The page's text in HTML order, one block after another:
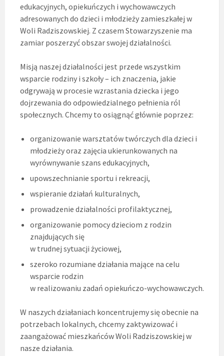
edukacyjnych, opiekuńczych i wychowawczych
adresowanych do dzieci i młodzieży zamieszkałej w
Woli Radziszowskiej. Z czasem Stowarzyszenie ma
zamiar poszerzyć obszar swojej działalności.
Misją naszej działalności jest przede wszystkim
wsparcie rodziny i szkoły – ich znaczenia, jakie
odgrywają w procesie wzrastania dziecka i jego
dojrzewania do odpowiedzialnego pełnienia ról
społecznych. Chcemy to osiągnąć głównie poprzez:
organizowanie warsztatów twórczych dla dzieci i
młodzieży oraz zajęcia ukierunkowanych na
wyrównywanie szans edukacyjnych,
upowszechnianie sportu i rekreacji,
wspieranie działań kulturalnych,
prowadzenie działalności profilaktycznej,
organizowanie pomocy dzieciom z rodzin
znajdujących się
w trudnej sytuacji życiowej,
szeroko rozumiane działania mające na celu
wsparcie rodzin
w realizowaniu zadań opiekuńczo-wychowawczych.
W naszych działaniach koncentrujemy się obecnie na
potrzebach lokalnych, chcemy zaktywizować i
zaangażować mieszkańców Woli Radziszowskiej w
nasze działania.